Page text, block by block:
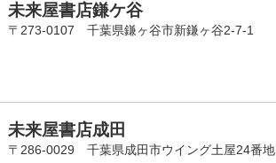
未来屋書店鎌ケ谷
〒273-0107 千葉県鎌ヶ谷市新鎌ヶ谷2-7-1
未来屋書店成田
〒286-0029 千葉県成田市ウイング土屋24番地